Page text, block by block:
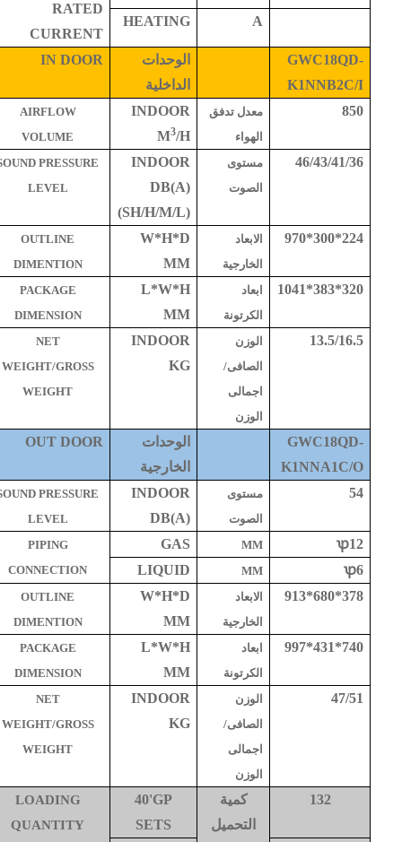
RATED
CURRENT
A
HEATING
GWC18QD-
K1NNB2C/I
الوحدات
الداخلية
IN DOOR
850
معدل تدفق
الهواء
INDOOR
M3/H
AIRFLOW
VOLUME
46/43/41/36
مستوى
الصوت
INDOOR
DB(A)
(SH/H/M/L)
PRESSURE
LEVEL
970*300*224
الابعاد
الخارجية
W*H*D
MM
OUTLINE
DIMENTION
1041*383*320
ابعاد
الكرتونة
L*W*H
MM
PACKAGE
DIMENSION
13.5/16.5
الوزن
الصافى/
اجمالى
الوزن
INDOOR
KG
NET
WEIGHT/GROSS
WEIGHT
GWC18QD-
K1NNA1C/O
الوحدات
الخارجية
OUT DOOR
54
مستوى
الصوت
INDOOR
DB(A)
PRESSURE
LEVEL
ꝕ12
MM
GAS
PIPING
CONNECTION
ꝕ6
MM
LIQUID
913*680*378
الابعاد
الخارجية
W*H*D
MM
OUTLINE
DIMENTION
997*431*740
ابعاد
الكرتونة
L*W*H
MM
PACKAGE
DIMENSION
47/51
الوزن
الصافى/
اجمالى
الوزن
INDOOR
KG
NET
WEIGHT/GROSS
WEIGHT
132
كمية
التحميل
40'GP
SETS
LOADING
QUANTITY